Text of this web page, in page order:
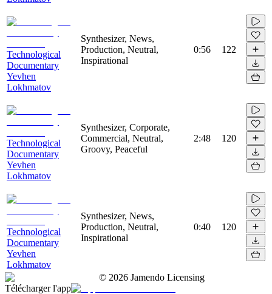
Technological
Documentary
Yevhen
Lokhmatov
Synthesizer, News,
Production, Neutral,
Inspirational
0:56 122
Technological
Documentary
Yevhen
Lokhmatov
Synthesizer, Corporate,
Commercial, Neutral,
Groovy, Peaceful
2:48 120
Technological
Documentary
Yevhen
Lokhmatov
Synthesizer, News,
Production, Neutral,
Inspirational
0:40 120
© 2026 Jamendo Licensing
Télécharger l'app